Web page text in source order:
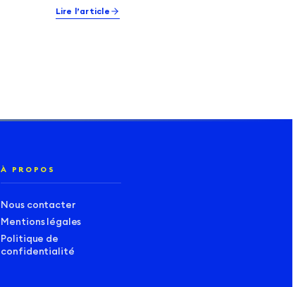
prochain.…
Lire l’article
À PROPOS
Nous contacter
Mentions légales
Politique de
confidentialité